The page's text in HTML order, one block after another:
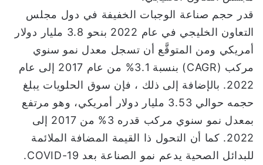
قدر حجم صناعة الوجبات الخفيفة في دول مجلس
التعاون الخليجي في عام 2022 بنحو 3.8 مليار دولار
أمريكي ومن المتوقَّع أن تسجل معدل نمو سنوي
مركب (CAGR) بنسبة 3.1% من عام 2017 إلى عام
2022. بالإضافة إلى ذلك ، فإن سوق الحلويات يبلغ
حجمه حوالي 3.53 مليار دولار أمريكي، وهو مرتفع
بمعدل نمو سنوي مركب قدره 3% من 2017 إلى
2022. كما أن التحول ذا القيمة المضافة الملائمة
للبدائل الصحية يدعم نمو الصناعة بعد COVID-19.